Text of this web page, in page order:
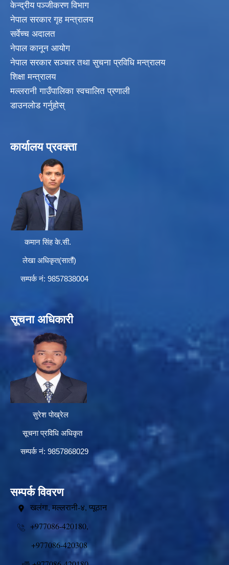
केन्द्रीय पञ्जीकरण विभाग
नेपाल सरकार गृह मन्त्रालय
सर्वेच्च अदालत
नेपाल कानून आयोग
नेपाल सरकार सञ्चार तथा सुचना प्रविधि मन्त्रालय
शिक्षा मन्त्रालय
मल्लरानी गाउँपालिका स्वचालित प्रणाली
डाउनलोड गर्नुहोस्
कार्यालय प्रवक्ता
कमान सिंह के.सी.
लेखा अधिकृत(सातौं)
सम्पर्क न‌ं: 9857838004
सूचना अधिकारी
सुरेश पोख्रेल
सूचना प्रविधि अधिकृत
सम्पर्क नं: 9857868029
सम्पर्क विवरण
खलंगा, मल्लरानी-४, प्यूठान
+977086-420180,
+977086-420308